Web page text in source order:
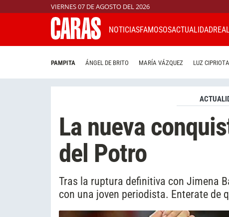
VIERNES 07 DE AGOSTO DEL 2026
NOTICIASFAMOSOSACTUALIDAD
PAMPITA ÁNGEL DE BRITO MARÍA VÁZQUEZ LUZ CIPRIOTA
La nueva
del Potro
Tras la ruptura definitiva con Jimena
con una joven periodista. Enterate de